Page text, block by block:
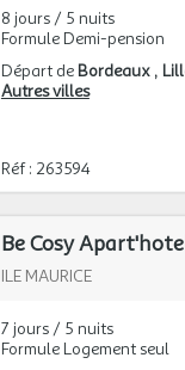
8 jours / 5 nuits
Formule Demi-pension
Départ de Bordeaux
Autres villes
Réf : 263594
Be Cosy
ILE MAURICE
7 jours / 5 nuits
Formule Logement seul